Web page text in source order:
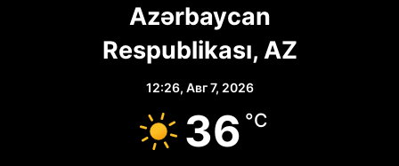
Azərbaycan
Respublikası, AZ
12:26, Авг 7, 2026
36 °C